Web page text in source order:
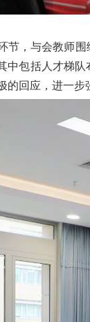
节，与会教师围
中包括人才梯
的回应，进一步